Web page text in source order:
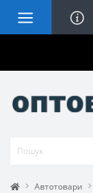
Автотовари